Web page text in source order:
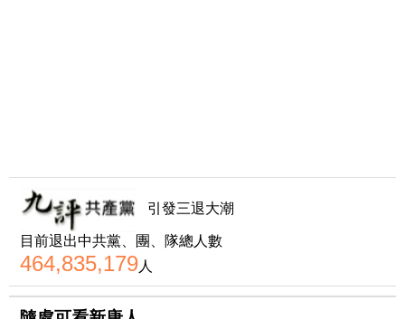
引發三退大潮
目前退出中共黨、團、隊總人數
464,835,179人